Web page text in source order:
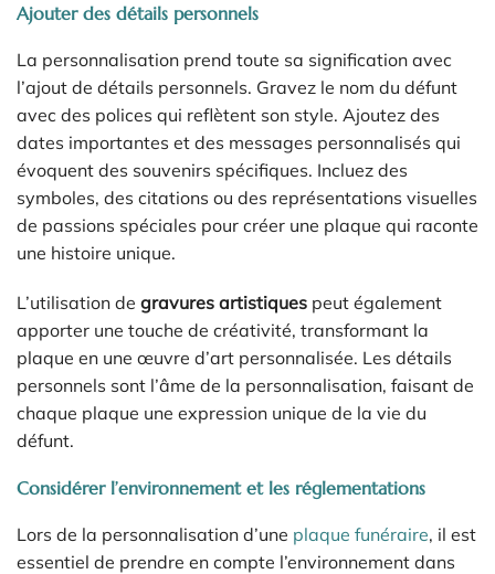
Ajouter des détails personnels
La personnalisation prend toute sa signification avec
l’ajout de détails personnels. Gravez le nom du défunt
avec des polices qui reflètent son style. Ajoutez des
dates importantes et des messages personnalisés qui
évoquent des souvenirs spécifiques. Incluez des
symboles, des citations ou des représentations visuelles
de passions spéciales pour créer une plaque qui raconte
une histoire unique.
L’utilisation de gravures artistiques peut également
apporter une touche de créativité, transformant la
plaque en une œuvre d’art personnalisée. Les détails
personnels sont l’âme de la personnalisation, faisant de
chaque plaque une expression unique de la vie du
défunt.
Considérer l’environnement et les réglementations
Lors de la personnalisation d’une plaque funéraire, il est
essentiel de prendre en compte l’environnement dans